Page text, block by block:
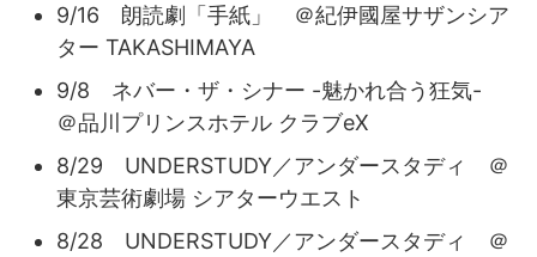
9/16 朗読劇「手紙」 ＠紀伊國屋サザンシア
ター TAKASHIMAYA
9/8 ネバー・ザ・シナー -魅かれ合う狂気-
＠品川プリンスホテル クラブeX
8/29 UNDERSTUDY／アンダースタディ ＠
東京芸術劇場 シアターウエスト
8/28 UNDERSTUDY／アンダースタディ ＠